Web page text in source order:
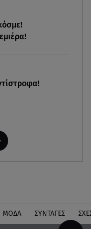
ΜΟΔΑ ΣΥΝΤΑΓΕΣ